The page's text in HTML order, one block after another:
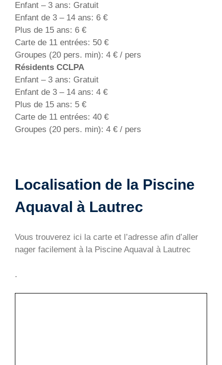
Enfant – 3 ans: Gratuit
Enfant de 3 – 14 ans: 6 €
Plus de 15 ans: 6 €
Carte de 11 entrées: 50 €
Groupes (20 pers. min): 4 € / pers
Résidents CCLPA
Enfant – 3 ans: Gratuit
Enfant de 3 – 14 ans: 4 €
Plus de 15 ans: 5 €
Carte de 11 entrées: 40 €
Groupes (20 pers. min): 4 € / pers
Localisation de la Piscine
Aquaval à Lautrec
Vous trouverez ici la carte et l’adresse afin d’aller
nager facilement à la Piscine Aquaval à Lautrec
.